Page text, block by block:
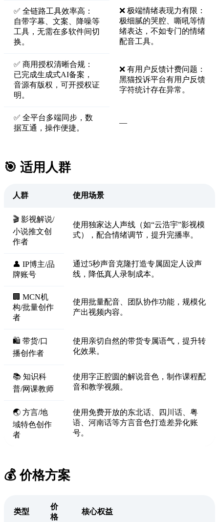
✅ 全链路工具效率高：
自带字幕、文案、降噪等
工具，无需在多软件间切
换。
❌ 极端情绪表现力有限：
极细腻的哭腔、嘶吼等情
绪表达，不如专门的情绪
配音工具。
✅ 商用授权清晰合规：
已完成生成式AI备案，
音源有版权，可开授权证
明。
❌ 有用户反馈计费问题：
黑猫投诉平台有用户反馈
字符统计存在异常。
✅ 全平台多端同步，数
据互通，操作便捷。
—
🎯 适用人群
人群 使用场景
🎬 影视解说/
小说推文创
作者
使用独家达人声线（如“云浩宇”影视模
式），配合情绪调节，提升完播率。
👤 IP博主/品
牌账号
通过5秒声音克隆打造专属固定人设声
线，降低真人录制成本。
🏢 MCN机
构/批量创作
者
使用批量配音、团队协作功能，规模化
产出视频内容。
🛍️ 带货/口
播创作者
使用亲切自然的带货专属语气，提升转
化效果。
📚 知识科
普/网课教师
使用字正腔圆的解说音色，制作课程配
音和教学视频。
🌏 方言/地
域特色创作
者
使用免费开放的东北话、四川话、粤
语、河南话等方言音色打造差异化账
号。
💰 价格方案
类型
价
格
核心权益